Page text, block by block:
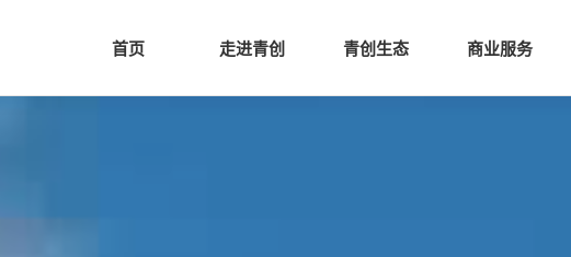
网站首页 走进青创 青创生态
首页 走进青创 青创生态 商业服务